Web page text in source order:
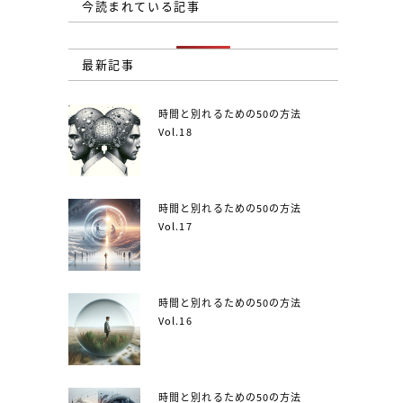
今読まれている記事
最新記事
時間と別れるための50の方法
Vol.18
時間と別れるための50の方法
Vol.17
時間と別れるための50の方法
Vol.16
時間と別れるための50の方法